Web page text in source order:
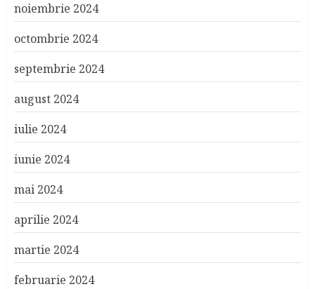
noiembrie 2024
octombrie 2024
septembrie 2024
august 2024
iulie 2024
iunie 2024
mai 2024
aprilie 2024
martie 2024
februarie 2024